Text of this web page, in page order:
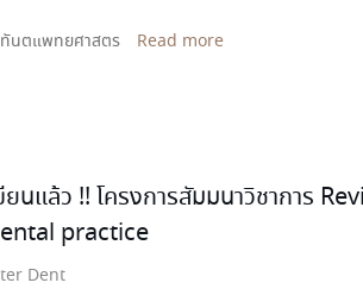
นตแพทยศาสตร Read more
ยนแล้ว !! โครงการสัมมนาวิชาการ
practice
Dent